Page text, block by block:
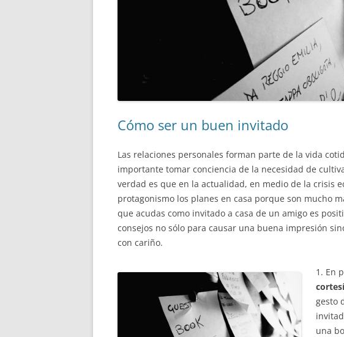
Cómo ser un buen invitado
Las relaciones personales forman parte de la vida
importante tomar conciencia de la necesidad de
verdad es que en la actualidad, en medio de la crisis
protagonismo los planes en casa porque son mucho
que acudas como invitado a casa de un amigo es
consejos no sólo para causar una buena impresión
con cariño.
1. En
gesto
una